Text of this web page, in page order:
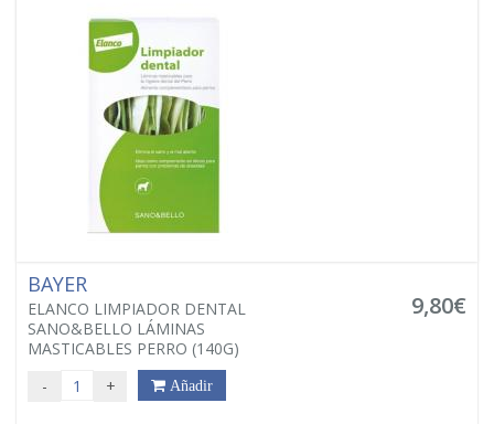
BAYER
ELANCO LIMPIADOR DENTAL
SANO&BELLO LÁMINAS
MASTICABLES PERRO (140G)
9,80€
- + Añadir